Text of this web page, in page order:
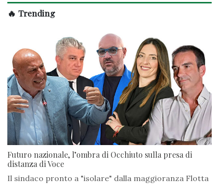
🔥 Trending
Futuro nazionale, l’ombra di Occhiuto sulla presa di
distanza di Voce
Il sindaco pronto a "isolare" dalla maggioranza Flotta